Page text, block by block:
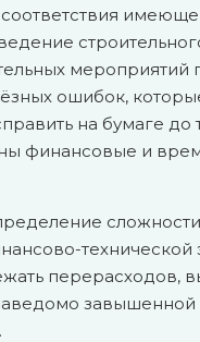
мероприятий
ошибок,
на бумаге до
финансовые и
технической
перерасходов,